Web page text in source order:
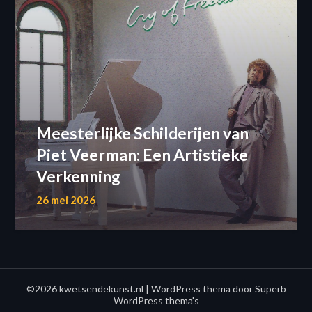
Meesterlijke Schilderijen van
Piet Veerman: Een Artistieke
Verkenning
26 mei 2026
©2026 kwetsendekunst.nl | WordPress thema doorSuperb
WordPress thema's